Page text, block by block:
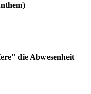
die Abwesenheit